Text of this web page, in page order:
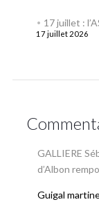
17 juillet :
17 juillet 2026
GALLIERE
d’Albon
Guigal